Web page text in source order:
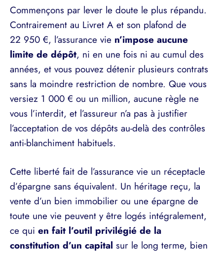
Commençons par lever le doute le plus répandu.
Contrairement au Livret A et son plafond de
22 950 €, l’assurance vie n’impose aucune
limite de dépôt, ni en une fois ni au cumul des
années, et vous pouvez détenir plusieurs contrats
sans la moindre restriction de nombre. Que vous
versiez 1 000 € ou un million, aucune règle ne
vous l’interdit, et l’assureur n’a pas à justifier
l’acceptation de vos dépôts au-delà des contrôles
anti-blanchiment habituels.
Cette liberté fait de l’assurance vie un réceptacle
d’épargne sans équivalent. Un héritage reçu, la
vente d’un bien immobilier ou une épargne de
toute une vie peuvent y être logés intégralement,
ce qui en fait l’outil privilégié de la
constitution d’un capital sur le long terme, bien